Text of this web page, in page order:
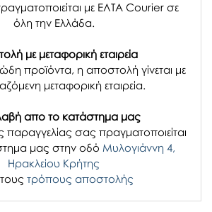
με ΕΛΤΑ Courier σε
όλη την Ελλάδα.
με μεταφορική εταιρεία
προϊόντα, η αποστολή γίνεται με
μεταφορική εταιρεία.
απο το κατάστημα μας
παραγγελίας σας πραγματοποιείται
μας στην οδό Μυλογιάννη 4,
Ηρακλείου Κρήτης
τους τρόπους αποστολής